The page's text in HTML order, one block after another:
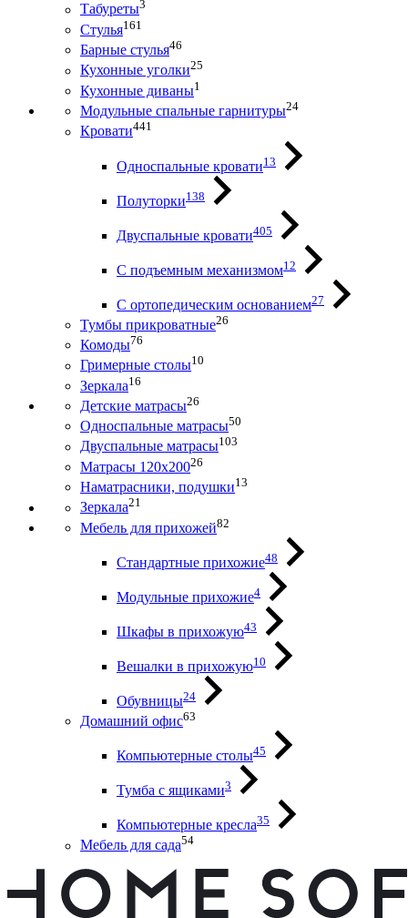
Табуреты3
Стулья161
Барные стулья46
Кухонные уголки25
Кухонные диваны1
Модульные спальные гарнитуры24
Кровати441
Односпальные кровати13
Полуторки138
Двуспальные кровати405
С подъемным механизмом12
С ортопедическим основанием27
Тумбы прикроватные26
Комоды76
Гримерные столы10
Зеркала16
Детские матрасы26
Односпальные матрасы50
Двуспальные матрасы103
Матрасы 120х20026
Наматрасники, подушки13
Зеркала21
Мебель для прихожей82
Стандартные прихожие48
Модульные прихожие4
Шкафы в прихожую43
Вешалки в прихожую10
Обувницы24
Домашний офис63
Компьютерные столы45
Тумба с ящиками3
Компьютерные кресла35
Мебель для сада54